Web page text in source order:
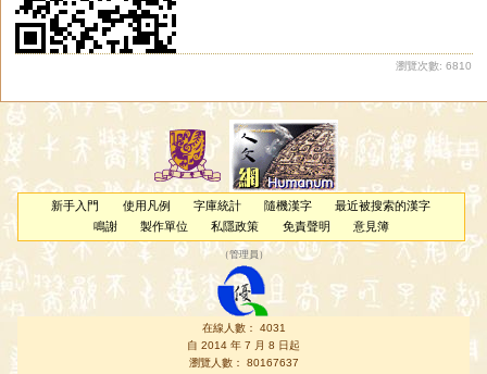
瀏覽次數: 6810
新手入門 使用凡例 字庫統計 隨機漢字
最近被搜索的漢字
鳴謝
製作單位 私隱政策 免責聲明 意見簿
（管理員 ）
在線人數： 4031
自 2014 年 7 月 8 日起
瀏覽人數： 80167637